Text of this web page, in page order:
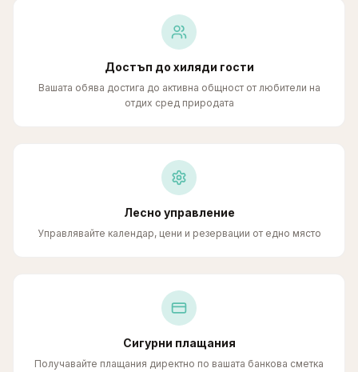
Достъп до хиляди гости
Вашата обява достига до активна общност от любители на
отдих сред природата
Лесно управление
Управлявайте календар, цени и резервации от едно място
Сигурни плащания
Получавайте плащания директно по вашата банкова сметка